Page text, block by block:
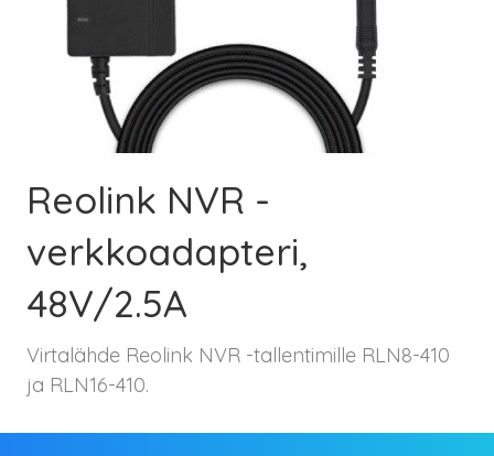
Reolink NVR -
verkkoadapteri,
48V/2.5A
Virtalähde Reolink NVR -tallentimille RLN8-410
ja RLN16-410.